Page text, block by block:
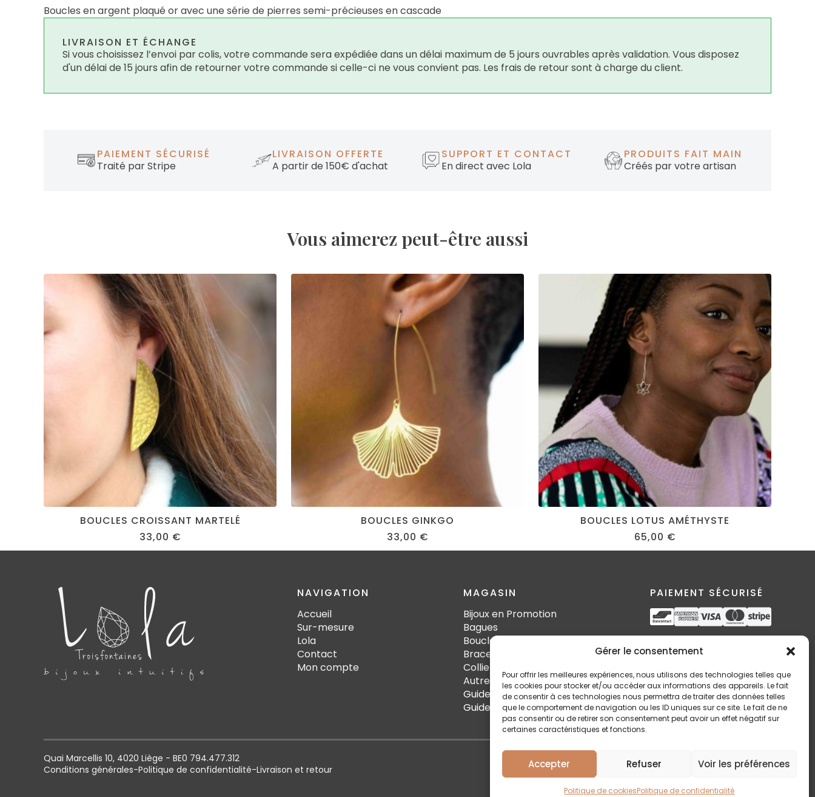
Gérer le consentement
Pour offrir les meilleures expériences, nous utilisons des technologies telles que
les cookies pour stocker et/ou accéder aux informations des appareils. Le fait
de consentir à ces technologies nous permettra de traiter des données telles
que le comportement de navigation ou les ID uniques sur ce site. Le fait de ne
pas consentir ou de retirer son consentement peut avoir un effet négatif sur
certaines caractéristiques et fonctions.
Accepter Refuser Voir les préférences
Politique de cookiesPolitique de confidentialité
Boucles en argent plaqué or avec une série de pierres semi-précieuses en cascade
LIVRAISON ET ÉCHANGE
Si vous choisissez l’envoi par colis, votre commande sera expédiée dans un délai maximum de 5 jours ouvrables après validation. Vous disposez
d'un délai de 15 jours afin de retourner votre commande si celle-ci ne vous convient pas. Les frais de retour sont à charge du client.
PAIEMENT SÉCURISÉ
Traité par Stripe
LIVRAISON OFFERTE
A partir de 150€ d'achat
SUPPORT ET CONTACT
En direct avec Lola
PRODUITS FAIT MAIN
Créés par votre artisan
Vous aimerez peut-être aussi
BOUCLES CROISSANT MARTELÉ
33,00 €
BOUCLES GINKGO
33,00 €
BOUCLES LOTUS AMÉTHYSTE
65,00 €
NAVIGATION
Accueil
Sur-mesure
Lola
Contact
Mon compte
MAGASIN
Bijoux en Promotion
Bagues
Boucles d'oreilles
Bracelets
Colliers
Autres
Guide des tailles
Guide d'Entretien
PAIEMENT SÉCURISÉ
SUIVEZ-MOI
Quai Marcellis 10, 4020 Liège - BE0 794.477.312
Conditions générales-Politique de confidentialité-Livraison et retour